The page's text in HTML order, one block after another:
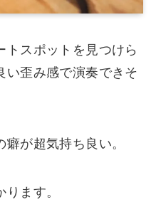
トスポットを見つけら
い歪み感で演奏できそ
が超気持ち良い。
ます。